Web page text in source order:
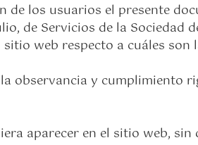
de los usuarios el presente
de Servicios de la Sociedad
web respecto a cuáles son
observancia y cumplimiento
aparecer en el sitio web, sin